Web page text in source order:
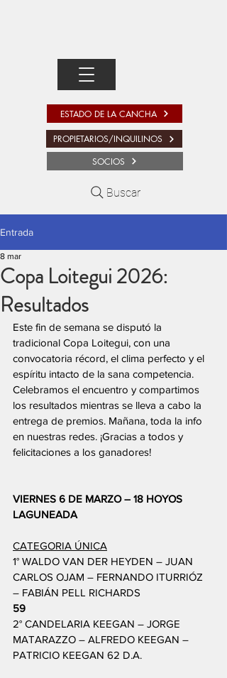
SOCIOS
ESTADO DE LA CANCHA
PROPIETARIOS/INQUILINOS
Buscar
Entrada
Copa Loitegui 2026:
Resultados
8 mar
Este fin de semana se disputó la
tradicional Copa Loitegui, con una
convocatoria récord, el clima perfecto y el
espíritu intacto de la sana competencia.
Celebramos el encuentro y compartimos
los resultados mientras se lleva a cabo la
entrega de premios. Mañana, toda la info
en nuestras redes. ¡Gracias a todos y
felicitaciones a los ganadores!
VIERNES 6 DE MARZO – 18 HOYOS
LAGUNEADA
CATEGORIA ÚNICA
1° WALDO VAN DER HEYDEN – JUAN
CARLOS OJAM – FERNANDO ITURRIÓZ
– FABIÁN PELL RICHARDS
59
2° CANDELARIA KEEGAN – JORGE
MATARAZZO – ALFREDO KEEGAN –
PATRICIO KEEGAN 62 D.A.